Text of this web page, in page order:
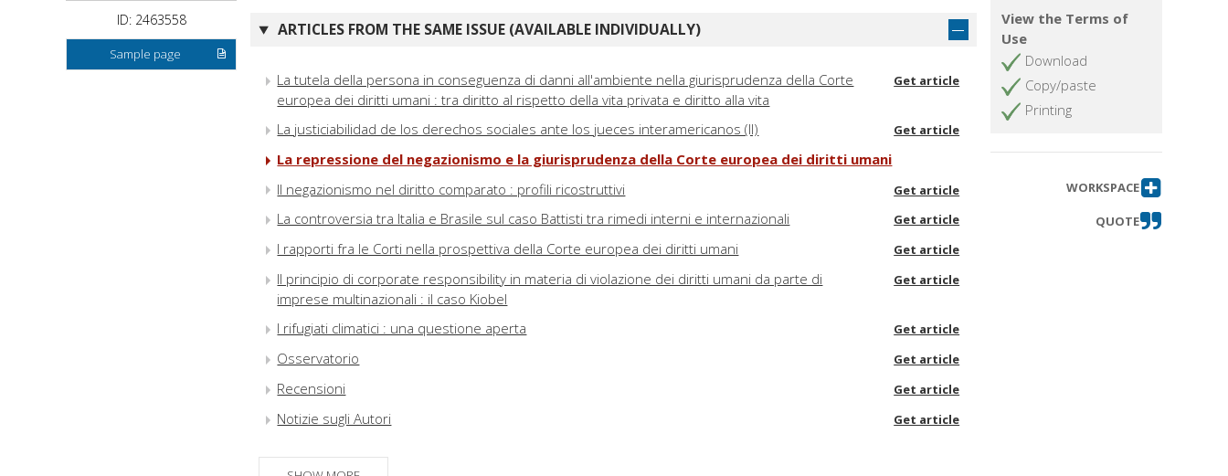
ID: 2463558
Sample page
ARTICLES FROM THE SAME ISSUE (AVAILABLE INDIVIDUALLY)
La tutela della persona in conseguenza di danni all'ambiente nella giurisprudenza della Corte
europea dei diritti umani : tra diritto al rispetto della vita privata e diritto alla vita
Get article
La justiciabilidad de los derechos sociales ante los jueces interamericanos (II) Get article
La repressione del negazionismo e la giurisprudenza della Corte europea dei diritti umani
Il negazionismo nel diritto comparato : profili ricostruttivi
Get article
La controversia tra Italia e Brasile sul caso Battisti tra rimedi interni e internazionali Get article
I rapporti fra le Corti nella prospettiva della Corte europea dei diritti umani Get article
Il principio di corporate responsibility in materia di violazione dei diritti umani da parte di
imprese multinazionali : il caso Kiobel
Get article
I rifugiati climatici : una questione aperta Get article
Osservatorio Get article
Recensioni Get article
Notizie sugli Autori Get article
View the Terms of
Use
Download
Copy/paste
Printing
WORKSPACE
QUOTE